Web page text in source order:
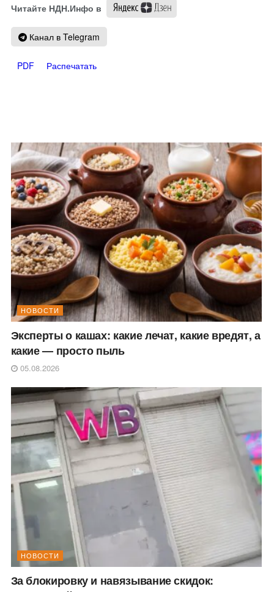
Читайте НДН.Инфо в
Канал в Telegram
PDF Распечатать
НОВОСТИ
Эксперты о кашах: какие лечат, какие вредят, а
какие — просто пыль
05.08.2026
НОВОСТИ
За блокировку и навязывание скидок: